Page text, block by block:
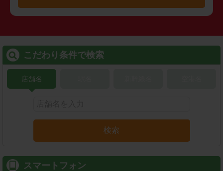
こだわり条件で検索
店舗名
検索
スマートフォン